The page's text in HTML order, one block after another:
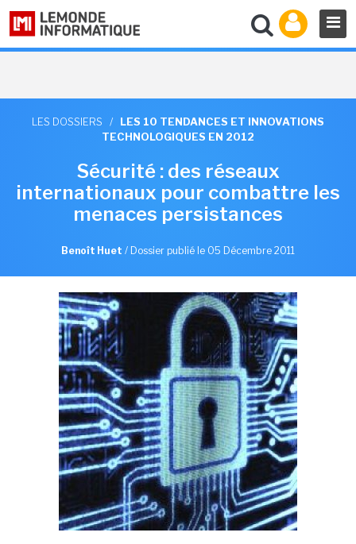
LES DOSSIERS /
LES 10 TENDANCES ET INNOVATIONS
TECHNOLOGIQUES EN 2012
Sécurité : des réseaux
internationaux pour combattre les
menaces persistances
Benoît Huet / Dossier publié le 05 Décembre 2011